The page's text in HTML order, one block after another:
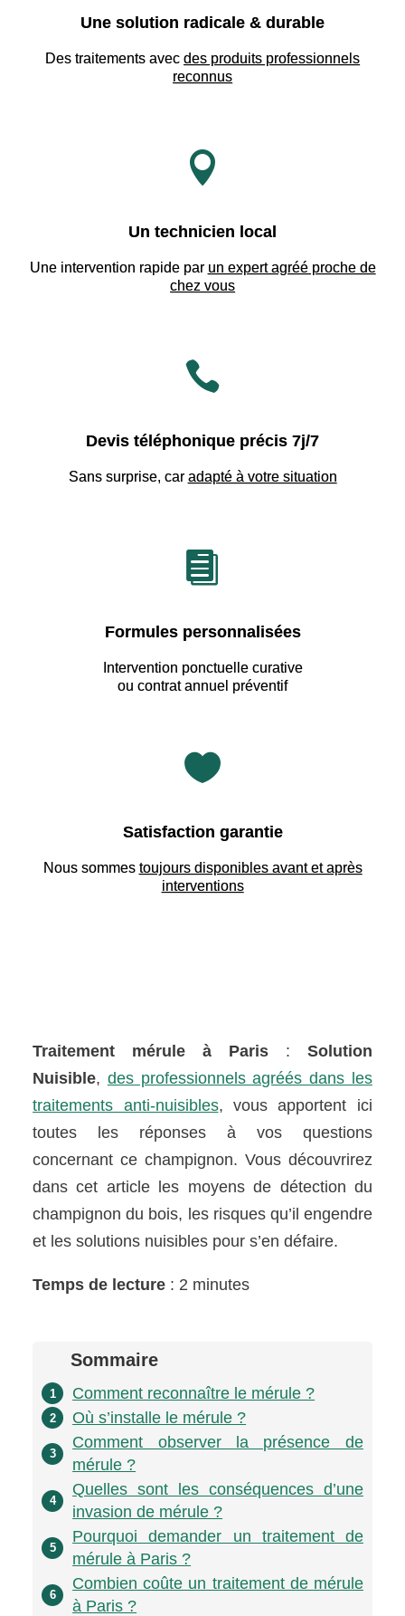
Une solution radicale & durable
Des traitements avec des produits professionnels
reconnus

Un technicien local
Une intervention rapide par un expert agréé proche de
chez vous

Devis téléphonique précis 7j/7
Sans surprise, car adapté à votre situation

Formules personnalisées
Intervention ponctuelle curative
ou contrat annuel préventif

Satisfaction garantie
Nous sommes toujours disponibles avant et après
interventions
Traitement mérule à Paris: Solution
Nuisible, des professionnels agréés dans les
traitements anti-nuisibles, vous apportent ici
toutes les réponses à vos questions
concernant ce champignon. Vous découvrirez
dans cet article les moyens de détection du
champignon du bois, les risques qu’il engendre
et les solutions nuisibles pour s’en défaire.
Temps de lecture : 2 minutes
Sommaire
1 Comment reconnaître le mérule ?
2 Où s’installe le mérule ?
3
Comment observer la présence de
mérule ?
4
Quelles sont les conséquences d’une
invasion de mérule ?
5
Pourquoi demander un traitement de
mérule à Paris ?
6
Combien coûte un traitement de mérule
à Paris ?